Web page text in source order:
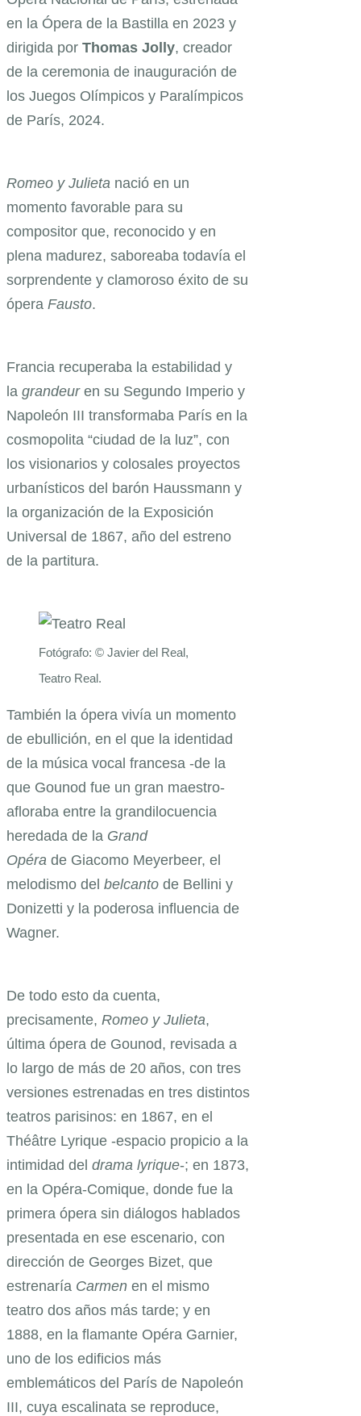
en la Ópera de la Bastilla en 2023 y
dirigida por Thomas Jolly, creador
de la ceremonia de inauguración de
los Juegos Olímpicos y Paralímpicos
de París, 2024.
Romeo y Julieta nació en un
momento favorable para su
compositor que, reconocido y en
plena madurez, saboreaba todavía el
sorprendente y clamoroso éxito de su
ópera Fausto.
Francia recuperaba la estabilidad y
la grandeuren su Segundo Imperio y
Napoleón III transformaba París en la
cosmopolita “ciudad de la luz”, con
los visionarios y colosales proyectos
urbanísticos del barón Haussmann y
la organización de la Exposición
Universal de 1867, año del estreno
de la partitura.
Fotógrafo: © Javier del Real,
Teatro Real.
También la ópera vivía un momento
de ebullición, en el que la identidad
de la música vocal francesa -de la
que Gounod fue un gran maestro-
afloraba entre la grandilocuencia
heredada de la Grand
Opéra de Giacomo Meyerbeer, el
melodismo del belcanto de Bellini y
Donizetti y la poderosa influencia de
Wagner.
De todo esto da cuenta,
precisamente, Romeo y Julieta,
última ópera de Gounod, revisada a
lo largo de más de 20 años, con tres
versiones estrenadas en tres distintos
teatros parisinos: en 1867, en el
Théâtre Lyrique -espacio propicio a la
intimidad del drama lyrique-; en 1873,
en la Opéra-Comique, donde fue la
primera ópera sin diálogos hablados
presentada en ese escenario, con
dirección de Georges Bizet, que
estrenaría Carmen en el mismo
teatro dos años más tarde; y en
1888, en la flamante Opéra Garnier,
uno de los edificios más
emblemáticos del París de Napoleón
III, cuya escalinata se reproduce,